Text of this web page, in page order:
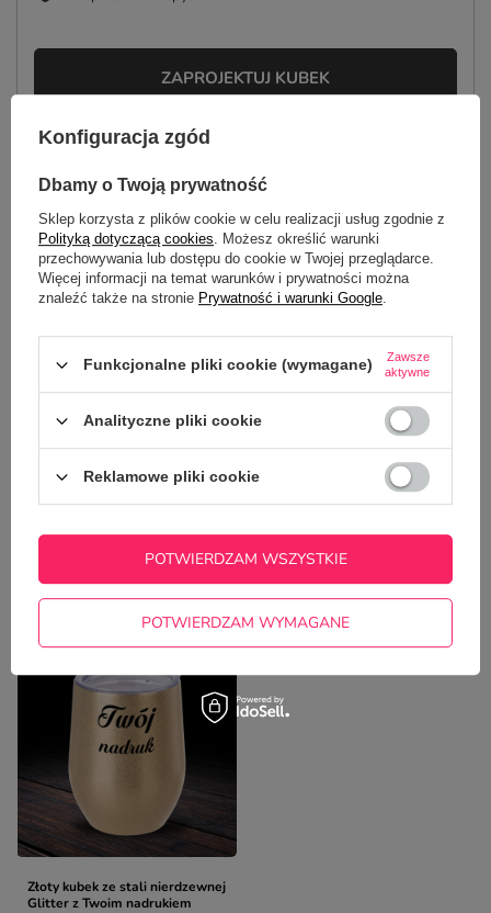
ZAPROJEKTUJ KUBEK
OPIS
SZCZEGÓŁOWE DANE
GŁÓWNE PARAMETRY
OPINIE (1)
Potrzebujesz pomocy? Masz pytania?
Zadaj pytanie a my odpowiemy
niezwłocznie, najciekawsze pytania i
odpowiedzi publikując dla innych.
ZADAJ PYTANIE
NAJCZĘŚCIEJ KUPOWANE Z
TYM TOWAREM
Złoty kubek ze stali nierdzewnej
Glitter z Twoim nadrukiem
Konfiguracja zgód
Dbamy o Twoją prywatność
Sklep korzysta z plików cookie w celu realizacji usług zgodnie z
Polityką dotyczącą cookies. Możesz określić warunki
przechowywania lub dostępu do cookie w Twojej przeglądarce.
Więcej informacji na temat warunków i prywatności można
znaleźć także na stronie Prywatność i warunki Google.
Funkcjonalne pliki cookie (wymagane)
Zawsze
aktywne
Analityczne pliki cookie
Reklamowe pliki cookie
POTWIERDZAM WYMAGANE
POTWIERDZAM WSZYSTKIE